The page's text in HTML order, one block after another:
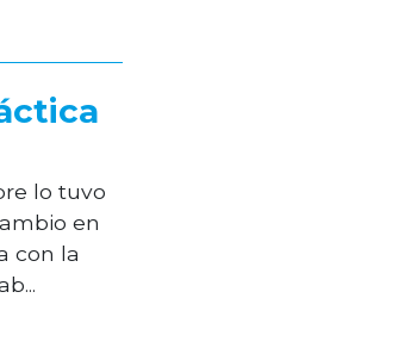
lo tuvo
en
con la